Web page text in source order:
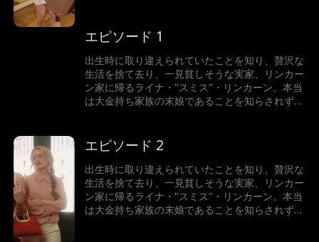
とその娘はライナを陥れようと企むが、ライナの
本当の家族と、超セレブで超イケメンな億万長者
テオ・ジョーンズは、彼女を守るためならどんな
手段も厭わない。
エピソード 1
出生時に取り違えられていたことを知り、贅沢な
生活を捨て去り、一見貧しそうな実家、リンカー
ン家に帰るライナ・"スミス"・リンカーン。本当
は大金持ち家族の末娘であることを知らされずに
とその娘はライナを陥れようと企むが、ライナの
本当の家族と、超セレブで超イケメンな億万長者
テオ・ジョーンズは、彼女を守るためならどんな
手段も厭わない。
エピソード 2
出生時に取り違えられていたことを知り、贅沢な
生活を捨て去り、一見貧しそうな実家、リンカー
ン家に帰るライナ・"スミス"・リンカーン。本当
は大金持ち家族の末娘であることを知らされずに